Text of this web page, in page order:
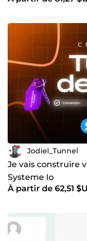
Jodiel_Tunnel
Je vais construire
Systeme Io
À partir de 62,51